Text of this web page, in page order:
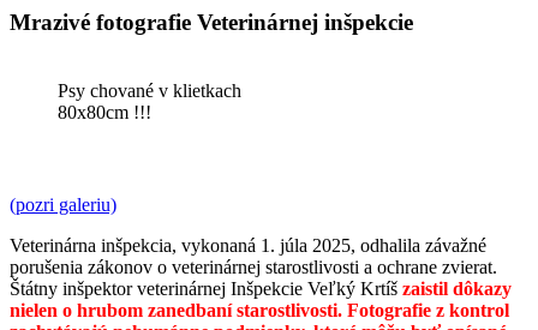
Mrazivé fotografie Veterinárnej inšpekcie
Psy chované v klietkach
80x80cm !!!
(pozri galeriu)
Veterinárna inšpekcia, vykonaná 1. júla 2025, odhalila závažné
porušenia zákonov o veterinárnej starostlivosti a ochrane zvierat.
Štátny inšpektor veterinárnej Inšpekcie Veľký Krtíš zaistil dôkazy
nielen o hrubom zanedbaní starostlivosti. Fotografie z kontrol